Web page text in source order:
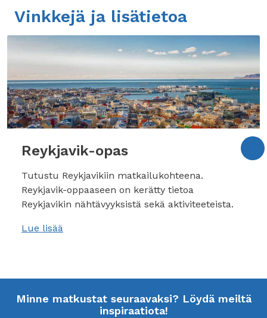
Vinkkejä ja lisätietoa
Reykjavik-opas
Tutustu Reykjavikiin matkailukohteena.
Reykjavik-oppaaseen on kerätty tietoa
Reykjavikin nähtävyyksistä sekä aktiviteeteista.
Lue lisää
Minne matkustat seuraavaksi? Löydä meiltä
inspiraatiota!